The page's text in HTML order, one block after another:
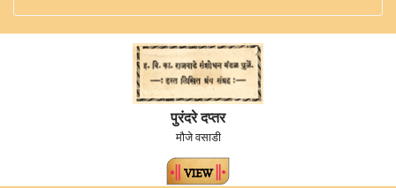
पुरंदरे दप्तर
मौजे वसाडी